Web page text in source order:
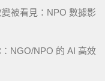
變被看見：NPO 數據影
NGO/NPO 的 AI 高效